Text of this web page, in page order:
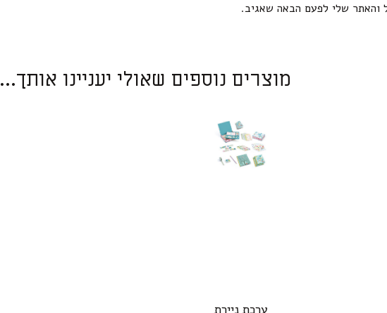
והאתר שלי לפעם הבאה שאגיב.
מוצרים נוספים שאולי יעניינו אותך...